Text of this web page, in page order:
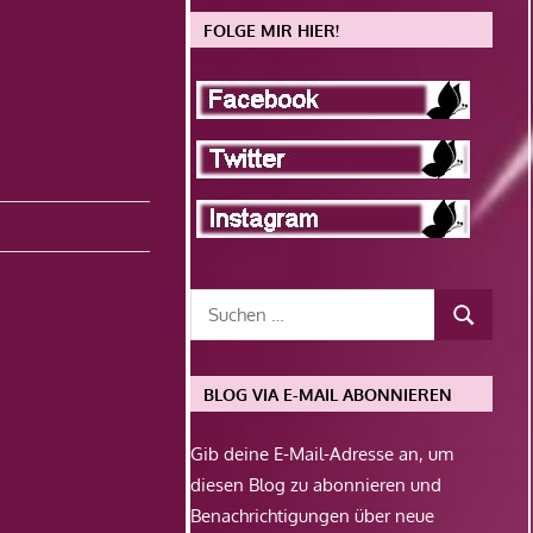
FOLGE MIR HIER!
BLOG VIA E-MAIL ABONNIEREN
Gib deine E-Mail-Adresse an, um
diesen Blog zu abonnieren und
Benachrichtigungen über neue